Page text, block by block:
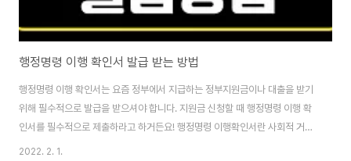
행정명령 이행 확인서 발급 받는 방법
행정명령 이행 확인서는 요즘 정부에서 지급하는 정부지원금이나 대출을 받기
위해 필수적으로 발급을 받으셔야 합니다. 지원금 신청할 때 행정명령 이행 확
인서를 필수적으로 제출하라고 하거든요! 행정명령 이행확인서란 사회적 거리
두기 조치로 인하여 집합금지 또는 영업제한을 받았을 때 이를 이행한 사업자
2022. 2. 1.